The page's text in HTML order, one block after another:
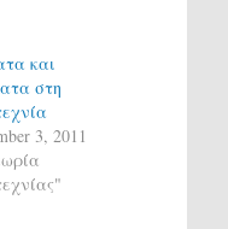
και
στη
3, 2011